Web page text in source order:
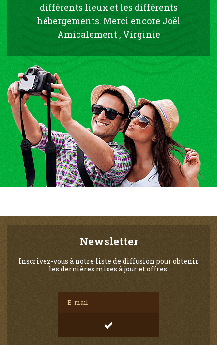
différents lieux et les différents
hébergements. Merci encore Joël
Amicalement , Virginie
Newsletter
Inscrivez-vous à notre liste de diffusion pour obtenir
les dernières mises à jour et offres.